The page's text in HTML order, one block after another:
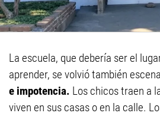
La escuela, que debería ser el
aprender, se volvió también
e impotencia. Los chicos traen a
viven en sus casas o en la calle.